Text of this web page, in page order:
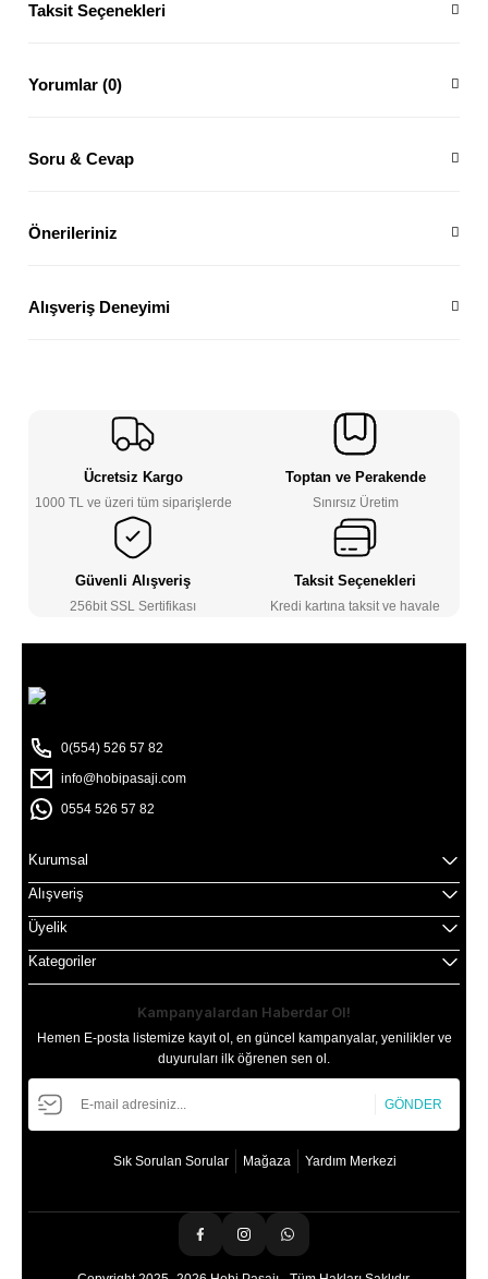
Taksit Seçenekleri
Yorumlar (0)
Soru & Cevap
Önerileriniz
Alışveriş Deneyimi
Ücretsiz Kargo
1000 TL ve üzeri tüm siparişlerde
Toptan ve Perakende
Sınırsız Üretim
Güvenli Alışveriş
256bit SSL Sertifikası
Taksit Seçenekleri
Kredi kartına taksit ve havale
0(554) 526 57 82
info@hobipasaji.com
0554 526 57 82
Kurumsal
Alışveriş
Üyelik
Kategoriler
Kampanyalardan Haberdar Ol!
Hemen E-posta listemize kayıt ol, en güncel kampanyalar, yenilikler ve
duyuruları ilk öğrenen sen ol.
GÖNDER
Sık Sorulan Sorular Mağaza Yardım Merkezi